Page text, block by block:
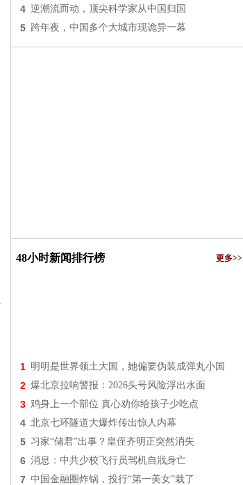
4 逆潮流而动，顶尖科学家从中国归国
5 跨年夜，中国多个大城市现诡异一幕
48小时新闻排行榜 更多>>
1 明明是世界领土大国，她偏要伪装成弹丸小国
2 爆北京拉响警报：2026头号风险浮出水面
3 鸡身上一个部位 真心劝你给孩子少吃点
4 北京七环隧道大爆炸传出惊人内幕
5 习家“储君”出事？皇侄齐明正突然消失
6 消息：中共少校飞行员驾机自戕身亡
7 中国金融圈炸锅，投行“第一美女”栽了